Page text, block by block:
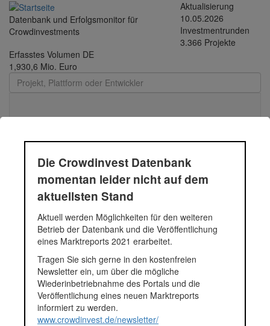
Direkt zum Inhalt
Datenbank und Erfolgsmonitor für
Crowdinvestments
Aktualisierung
10.05.2026
Investmentrunden
3.366 Projekte
Erfasstes Volumen DE
1,930,6 Mio. Euro
JP Immobilien
Projekt
Nußdorferstraße 10-12
Hackengasse 30
Die Crowdinvest Datenbank
momentan leider nicht auf dem
aktuellsten Stand
Aktuell werden Möglichkeiten für den weiteren
Betrieb der Datenbank und die Veröffentlichung
eines Marktreports 2021 erarbeitet.
Tragen Sie sich gerne in den kostenfreien
Newsletter ein, um über die mögliche
Wiederinbetriebnahme des Portals und die
Veröffentlichung eines neuen Marktreports
informiert zu werden.
www.crowdinvest.de/newsletter/